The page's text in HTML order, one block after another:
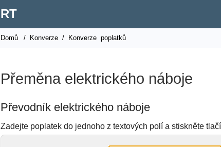
RT
Domů / Konverze / Konverze poplatků
Přeměna elektrického náboje
Převodník elektrického náboje
Zadejte poplatek do jednoho z textových polí a stiskněte